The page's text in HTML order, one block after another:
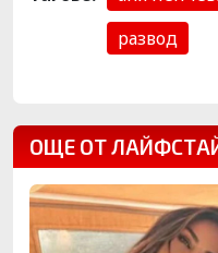
развод
ОЩЕ ОТ